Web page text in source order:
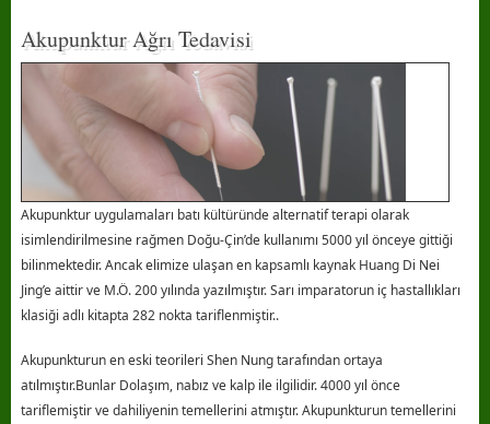
Akupunktur Ağrı Tedavisi
Akupunktur uygulamaları batı kültüründe alternatif terapi olarak
isimlendirilmesine rağmen Doğu-Çin’de kullanımı 5000 yıl önceye gittiği
bilinmektedir. Ancak elimize ulaşan en kapsamlı kaynak Huang Di Nei
Jing’e aittir ve M.Ö. 200 yılında yazılmıştır. Sarı imparatorun iç hastallıkları
klasiği adlı kitapta 282 nokta tariflenmiştir..
Akupunkturun en eski teorileri Shen Nung tarafından ortaya
atılmıştır.Bunlar Dolaşım, nabız ve kalp ile ilgilidir. 4000 yıl önce
tariflemiştir ve dahiliyenin temellerini atmıştır. Akupunkturun temellerini